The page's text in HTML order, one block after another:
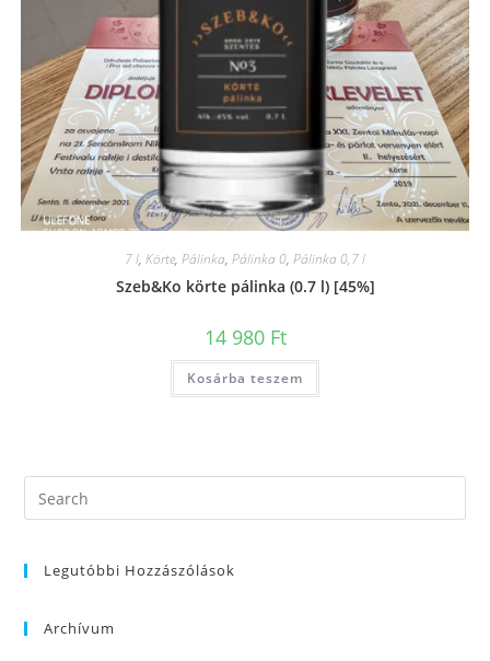
7 l, Körte, Pálinka, Pálinka 0, Pálinka 0,7 l
Szeb&Ko körte pálinka (0.7 l) [45%]
14 980 Ft
Kosárba teszem
Legutóbbi Hozzászólások
Archívum